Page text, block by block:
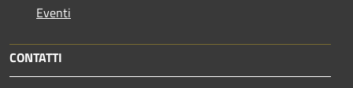
Eventi
CONTATTI